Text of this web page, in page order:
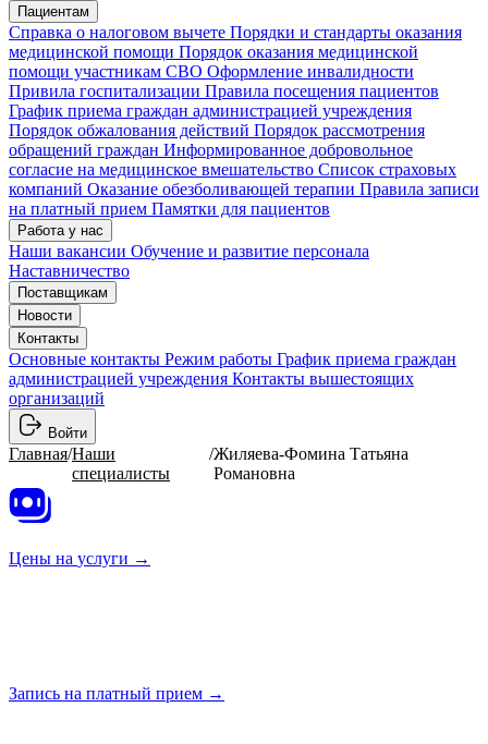
Пациентам
Справка о налоговом вычете Порядки и стандарты оказания
медицинской помощи Порядок оказания медицинской
помощи участникам СВО Оформление инвалидности
Привила госпитализации Правила посещения пациентов
График приема граждан администрацией учреждения
Порядок обжалования действий Порядок рассмотрения
обращений граждан Информированное добровольное
согласие на медицинское вмешательство Список страховых
компаний Оказание обезболивающей терапии Правила записи
на платный прием Памятки для пациентов
Работа у нас
Наши вакансии Обучение и развитие персонала
Наставничество
Поставщикам
Новости
Контакты
Основные контакты Режим работы График приема граждан
администрацией учреждения Контакты вышестоящих
организаций
Войти
Главная/Наши
специалисты
/Жиляева-Фомина Татьяна
Романовна
Цены на услуги →
Запись на платный прием →